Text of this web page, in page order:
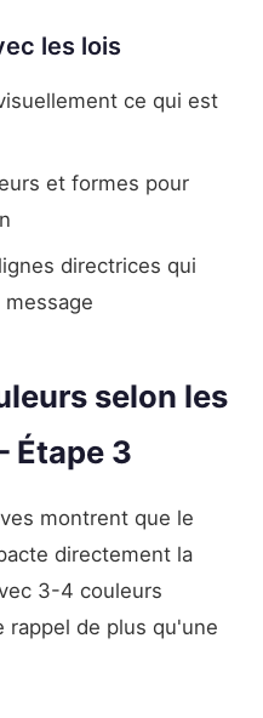
les lois
ce qui est
et formes pour
directrices qui
selon les
Étape 3
montrent que le
directement la
3-4 couleurs
rappel de plus qu'une